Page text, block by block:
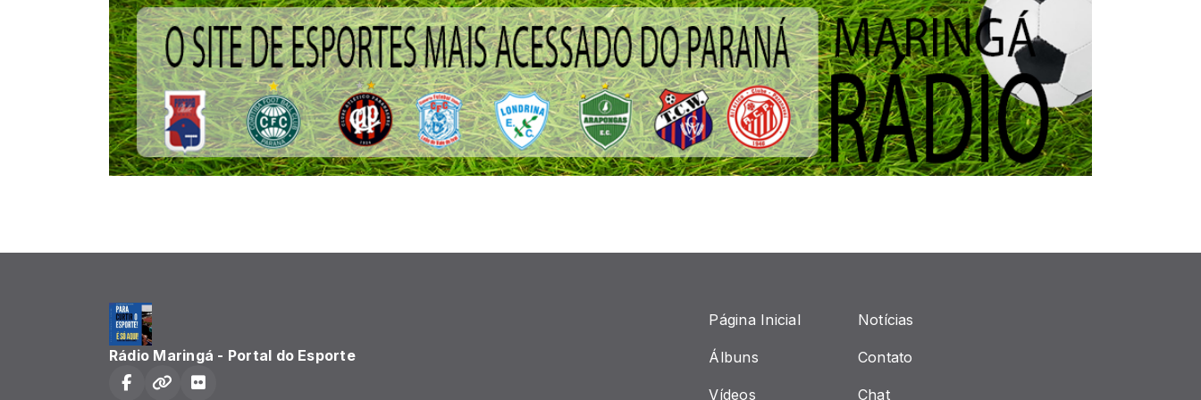
Rádio Maringá - Portal do Esporte
Página Inicial
Álbuns
Vídeos
Notícias
Contato
Chat